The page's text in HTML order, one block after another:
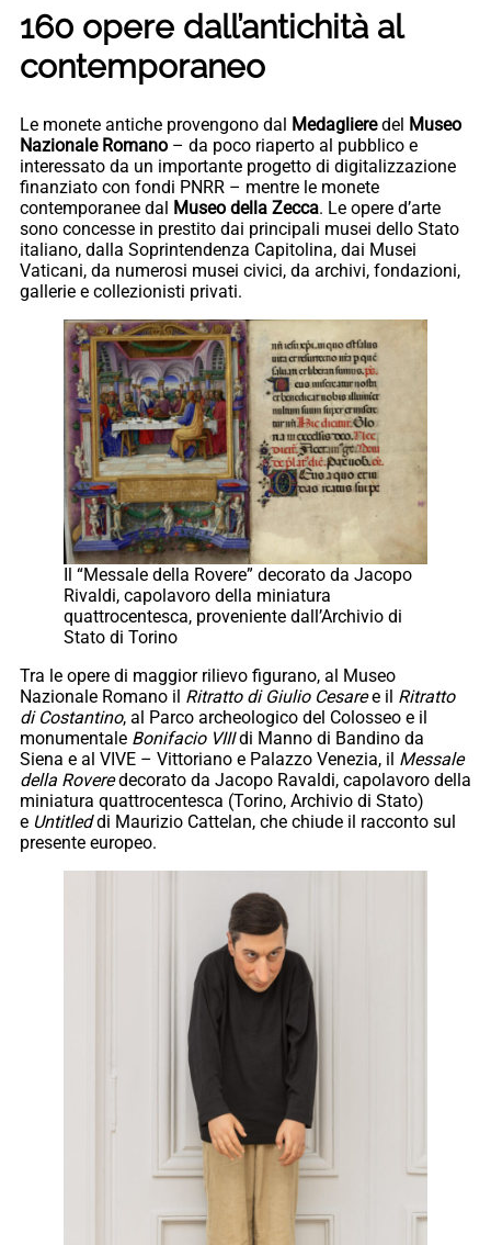
160 opere dall’antichità al
contemporaneo
Le monete antiche provengono dal Medaglieredel Museo
Nazionale Romano – da poco riaperto al pubblico e
interessato da un importante progetto di digitalizzazione
finanziato con fondi PNRR – mentre le monete
contemporanee dal Museo della Zecca. Le opere d’arte
sono concesse in prestito dai principali musei dello Stato
italiano, dalla Soprintendenza Capitolina, dai Musei
Vaticani, da numerosi musei civici, da archivi, fondazioni,
gallerie e collezionisti privati.
Il “Messale della Rovere” decorato da Jacopo
Rivaldi, capolavoro della miniatura
quattrocentesca, proveniente dall’Archivio di
Stato di Torino
Tra le opere di maggior rilievo figurano, al Museo
Nazionale Romano il Ritratto di Giulio Cesaree il Ritratto
di Costantino, al Parco archeologico del Colosseo e il
monumentale Bonifacio VIIIdi Manno di Bandino da
Siena e al VIVE – Vittoriano e Palazzo Venezia, il Messale
della Roveredecorato da Jacopo Ravaldi, capolavoro della
miniatura quattrocentesca (Torino, Archivio di Stato)
e Untitleddi Maurizio Cattelan, che chiude il racconto sul
presente europeo.